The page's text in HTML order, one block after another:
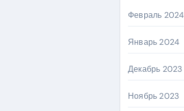
Февраль 2024
Январь 2024
Декабрь 2023
Ноябрь 2023